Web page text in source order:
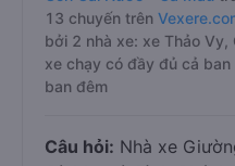
13 chuyến trên
bởi 2 nhà xe: xe Thảo Vy,
xe chạy có đầy đủ cả ban
ban đêm
Câu hỏi: Nhà xe